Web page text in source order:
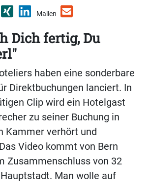
Mailen
Dich fertig, Du
haben eine sonderbare
Direktbuchungen lanciert. In
Clip wird ein Hotelgast
zu seiner Buchung in
Kammer verhört und
Video kommt von Bern
Zusammenschluss von 32
Man wolle auf